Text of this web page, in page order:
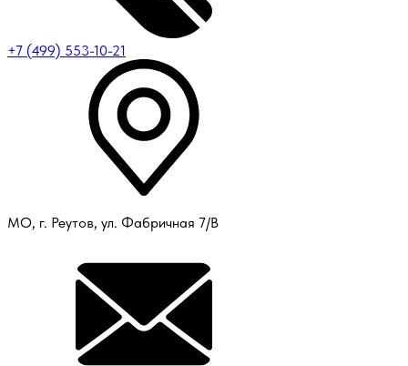
+7 (499) 553-10-21
МО, г. Реутов, ул. Фабричная 7/В